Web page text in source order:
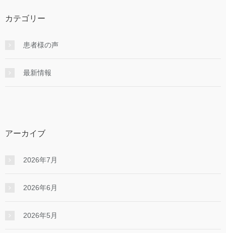
カテゴリー
患者様の声
最新情報
アーカイブ
2026年7月
2026年6月
2026年5月